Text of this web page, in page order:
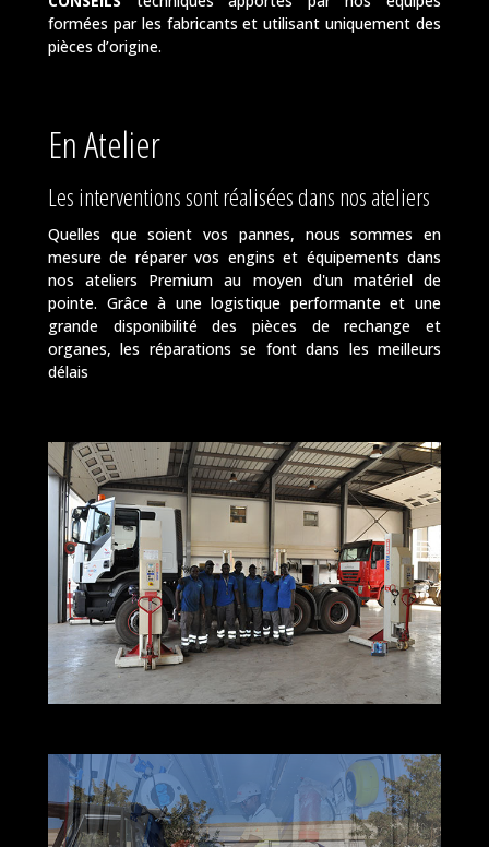
formées par les fabricants et utilisant uniquement des
pièces d’origine.
En Atelier
Les interventions sont réalisées dans nos ateliers
Quelles que soient vos pannes, nous sommes en
mesure de réparer vos engins et équipements dans
nos ateliers Premium au moyen d'un matériel de
pointe. Grâce à une logistique performante et une
grande disponibilité des pièces de rechange et
organes, les réparations se font dans les meilleurs
délais